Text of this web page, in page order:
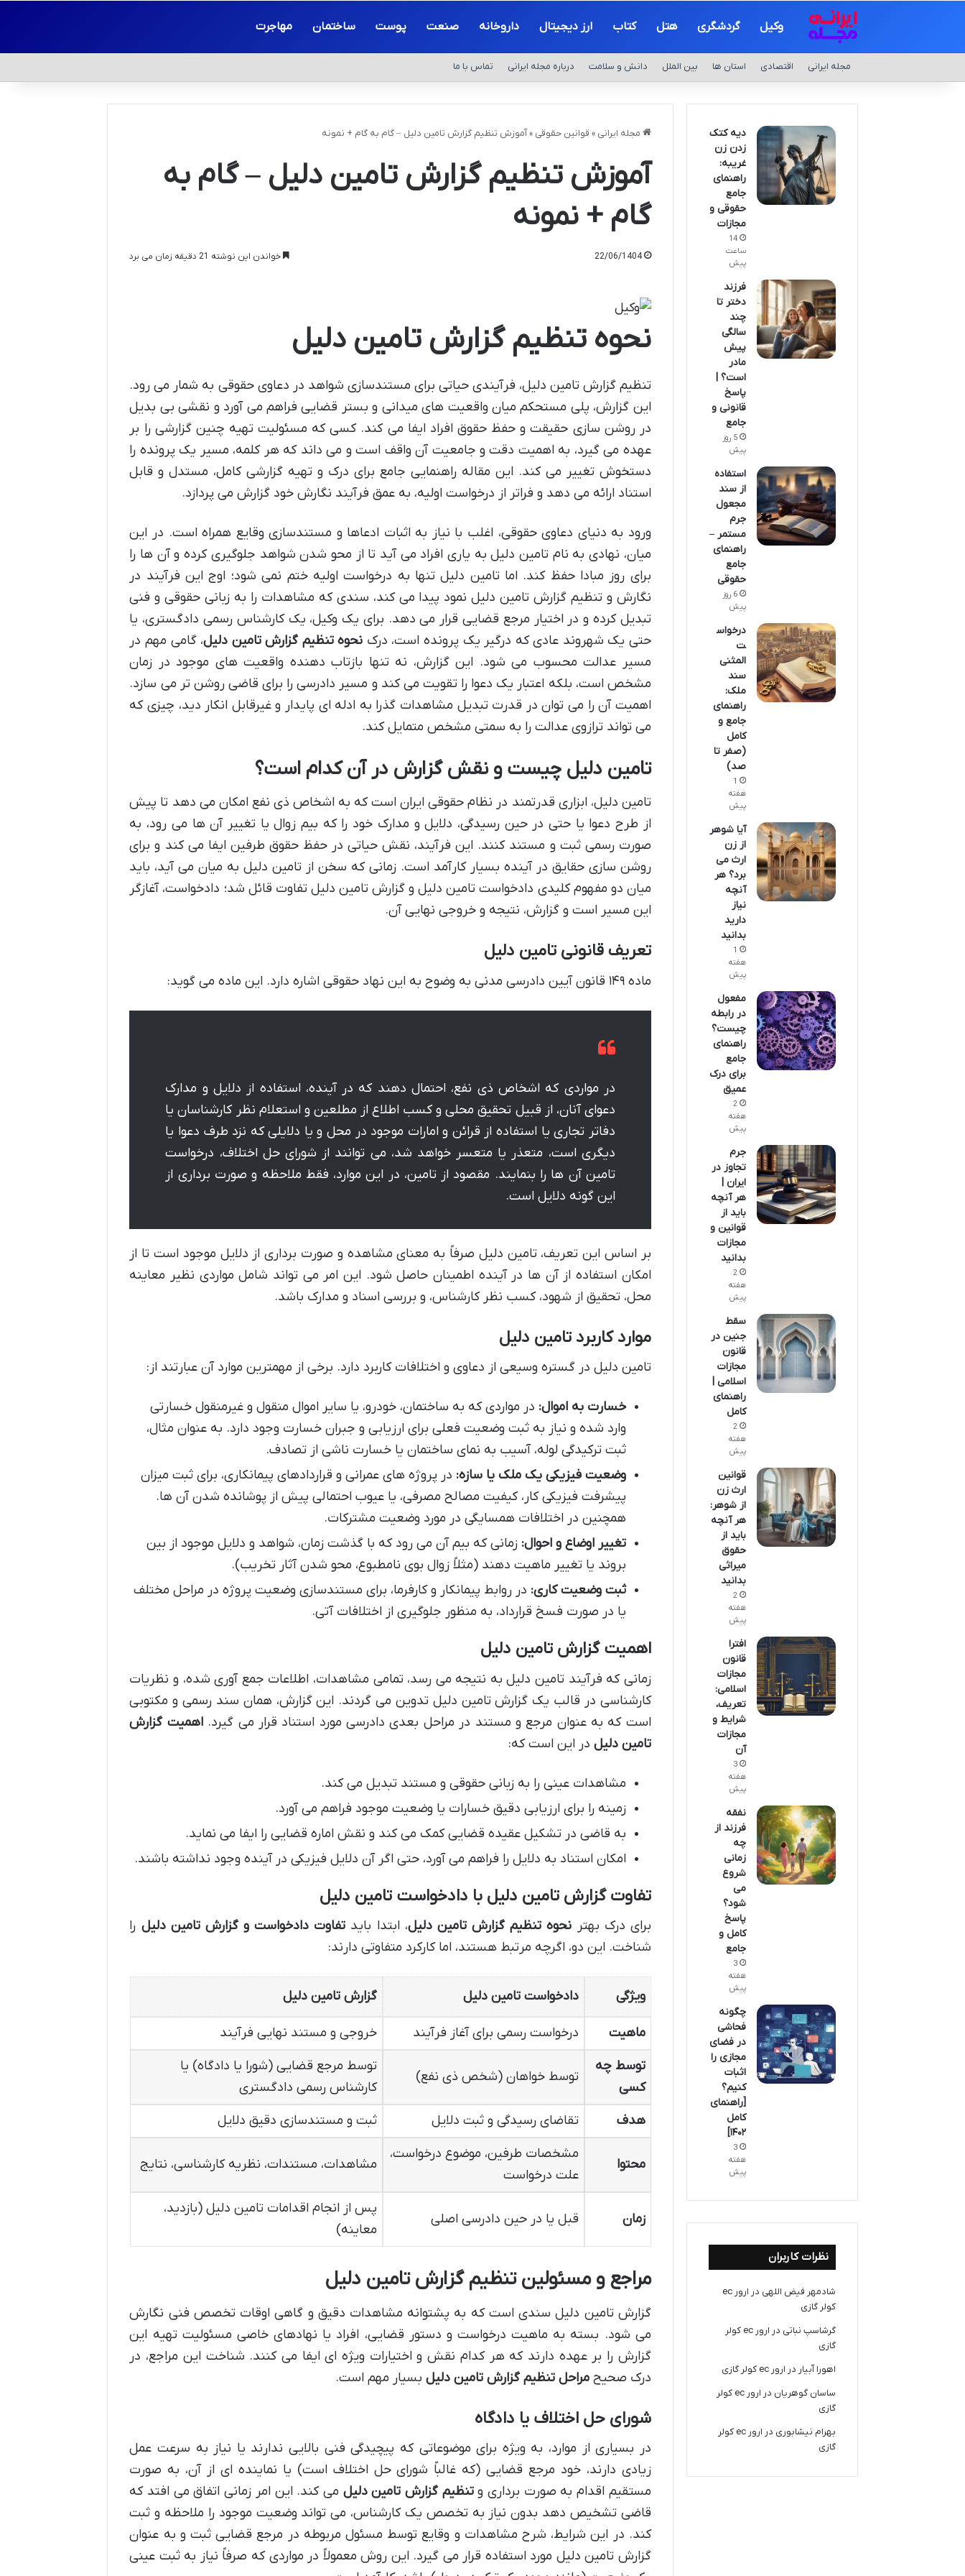
وکیل گردشگری هتل کتاب ارز دیجیتال داروخانه صنعت پوست ساختمان مهاجرت
مجله ایرانی اقتصادی استان ها بین الملل دانش و سلامت درباره مجله ایرانی تماس با ما
مجله ایرانی » قوانین حقوقی » آموزش تنظیم گزارش تامین دلیل – گام به گام + نمونه
آموزش تنظیم گزارش تامین دلیل – گام به
گام + نمونه
22/06/1404 خواندن این نوشته 21 دقیقه زمان می برد
نحوه تنظیم گزارش تامین دلیل
تنظیم گزارش تامین دلیل، فرآیندی حیاتی برای مستندسازی شواهد در دعاوی حقوقی به شمار می رود.
این گزارش، پلی مستحکم میان واقعیت های میدانی و بستر قضایی فراهم می آورد و نقشی بی بدیل
در روشن سازی حقیقت و حفظ حقوق افراد ایفا می کند. کسی که مسئولیت تهیه چنین گزارشی را بر
عهده می گیرد، به اهمیت دقت و جامعیت آن واقف است و می داند که هر کلمه، مسیر یک پرونده را
دستخوش تغییر می کند. این مقاله راهنمایی جامع برای درک و تهیه گزارشی کامل، مستدل و قابل
استناد ارائه می دهد و فراتر از درخواست اولیه، به عمق فرآیند نگارش خود گزارش می پردازد.
ورود به دنیای دعاوی حقوقی، اغلب با نیاز به اثبات ادعاها و مستندسازی وقایع همراه است. در این
میان، نهادی به نام تامین دلیل به یاری افراد می آید تا از محو شدن شواهد جلوگیری کرده و آن ها را
برای روز مبادا حفظ کند. اما تامین دلیل تنها به درخواست اولیه ختم نمی شود؛ اوج این فرآیند در
نگارش و تنظیم گزارش تامین دلیل نمود پیدا می کند، سندی که مشاهدات را به زبانی حقوقی و فنی
تبدیل کرده و در اختیار مرجع قضایی قرار می دهد. برای یک وکیل، یک کارشناس رسمی دادگستری، یا
حتی یک شهروند عادی که درگیر یک پرونده است، درک نحوه تنظیم گزارش تامین دلیل، گامی مهم در
مسیر عدالت محسوب می شود. این گزارش، نه تنها بازتاب دهنده واقعیت های موجود در زمان
مشخص است، بلکه اعتبار یک دعوا را تقویت می کند و مسیر دادرسی را برای قاضی روشن تر می سازد.
اهمیت آن را می توان در قدرت تبدیل مشاهدات گذرا به ادله ای پایدار و غیرقابل انکار دید، چیزی که
می تواند ترازوی عدالت را به سمتی مشخص متمایل کند.
تامین دلیل چیست و نقش گزارش در آن کدام است؟
تامین دلیل، ابزاری قدرتمند در نظام حقوقی ایران است که به اشخاص ذی نفع امکان می دهد تا پیش
از طرح دعوا یا حتی در حین رسیدگی، دلایل و مدارک خود را که بیم زوال یا تغییر آن ها می رود، به
صورت رسمی ثبت و مستند کنند. این فرآیند، نقش حیاتی در حفظ حقوق طرفین ایفا می کند و برای
روشن سازی حقایق در آینده بسیار کارآمد است. زمانی که سخن از تامین دلیل به میان می آید، باید
میان دو مفهوم کلیدی دادخواست تامین دلیل و گزارش تامین دلیل تفاوت قائل شد؛ دادخواست، آغازگر
این مسیر است و گزارش، نتیجه و خروجی نهایی آن.
تعریف قانونی تامین دلیل
ماده ۱۴۹ قانون آیین دادرسی مدنی به وضوح به این نهاد حقوقی اشاره دارد. این ماده می گوید:
در مواردی که اشخاص ذی نفع، احتمال دهند که در آینده، استفاده از دلایل و مدارک
دعوای آنان، از قبیل تحقیق محلی و کسب اطلاع از مطلعین و استعلام نظر کارشناسان یا
دفاتر تجاری یا استفاده از قرائن و امارات موجود در محل و یا دلایلی که نزد طرف دعوا یا
دیگری است، متعذر یا متعسر خواهد شد، می توانند از شورای حل اختلاف، درخواست
تامین آن ها را بنمایند. مقصود از تامین، در این موارد، فقط ملاحظه و صورت برداری از
این گونه دلایل است.
بر اساس این تعریف، تامین دلیل صرفاً به معنای مشاهده و صورت برداری از دلایل موجود است تا از
امکان استفاده از آن ها در آینده اطمینان حاصل شود. این امر می تواند شامل مواردی نظیر معاینه
محل، تحقیق از شهود، کسب نظر کارشناس، و بررسی اسناد و مدارک باشد.
موارد کاربرد تامین دلیل
تامین دلیل در گستره وسیعی از دعاوی و اختلافات کاربرد دارد. برخی از مهمترین موارد آن عبارتند از:
خسارت به اموال: در مواردی که به ساختمان، خودرو، یا سایر اموال منقول و غیرمنقول خسارتی
وارد شده و نیاز به ثبت وضعیت فعلی برای ارزیابی و جبران خسارت وجود دارد. به عنوان مثال،
ثبت ترکیدگی لوله، آسیب به نمای ساختمان یا خسارت ناشی از تصادف.
وضعیت فیزیکی یک ملک یا سازه: در پروژه های عمرانی و قراردادهای پیمانکاری، برای ثبت میزان
پیشرفت فیزیکی کار، کیفیت مصالح مصرفی، یا عیوب احتمالی پیش از پوشانده شدن آن ها.
همچنین در اختلافات همسایگی در مورد وضعیت مشترکات.
تغییر اوضاع و احوال: زمانی که بیم آن می رود که با گذشت زمان، شواهد و دلایل موجود از بین
بروند یا تغییر ماهیت دهند (مثلاً زوال بوی نامطبوع، محو شدن آثار تخریب).
ثبت وضعیت کاری: در روابط پیمانکار و کارفرما، برای مستندسازی وضعیت پروژه در مراحل مختلف
یا در صورت فسخ قرارداد، به منظور جلوگیری از اختلافات آتی.
اهمیت گزارش تامین دلیل
زمانی که فرآیند تامین دلیل به نتیجه می رسد، تمامی مشاهدات، اطلاعات جمع آوری شده، و نظریات
کارشناسی در قالب یک گزارش تامین دلیل تدوین می گردند. این گزارش، همان سند رسمی و مکتوبی
است که به عنوان مرجع و مستند در مراحل بعدی دادرسی مورد استناد قرار می گیرد.اهمیت گزارش
تامین دلیل در این است که:
مشاهدات عینی را به زبانی حقوقی و مستند تبدیل می کند.
زمینه را برای ارزیابی دقیق خسارات یا وضعیت موجود فراهم می آورد.
به قاضی در تشکیل عقیده قضایی کمک می کند و نقش اماره قضایی را ایفا می نماید.
امکان استناد به دلایل را فراهم می آورد، حتی اگر آن دلایل فیزیکی در آینده وجود نداشته باشند.
تفاوت گزارش تامین دلیل با دادخواست تامین دلیل
برای درک بهتر نحوه تنظیم گزارش تامین دلیل، ابتدا باید تفاوت دادخواست و گزارش تامین دلیل را
شناخت. این دو، اگرچه مرتبط هستند، اما کارکرد متفاوتی دارند:
ویژگی دادخواست تامین دلیل گزارش تامین دلیل
ماهیت درخواست رسمی برای آغاز فرآیند
خروجی و مستند نهایی فرآیند
توسط چه
کسی
توسط خواهان (شخص ذی نفع)
توسط مرجع قضایی (شورا یا دادگاه) یا
کارشناس رسمی دادگستری
هدف
تقاضای رسیدگی و ثبت دلایل ثبت و مستندسازی دقیق دلایل
محتوا
مشخصات طرفین، موضوع درخواست،
علت درخواست
مشاهدات، مستندات، نظریه کارشناسی، نتایج
زمان قبل یا در حین دادرسی اصلی
پس از انجام اقدامات تامین دلیل (بازدید،
معاینه)
مراجع و مسئولین تنظیم گزارش تامین دلیل
گزارش تامین دلیل سندی است که به پشتوانه مشاهدات دقیق و گاهی اوقات تخصص فنی نگارش
می شود. بسته به ماهیت درخواست و دستور قضایی، افراد یا نهادهای خاصی مسئولیت تهیه این
گزارش را بر عهده دارند که هر کدام نقش و اختیارات ویژه ای ایفا می کنند. شناخت این مراجع، در
درک صحیحمراحل تنظیم گزارش تامین دلیل بسیار مهم است.
شورای حل اختلاف یا دادگاه
در بسیاری از موارد، به ویژه برای موضوعاتی که پیچیدگی فنی بالایی ندارند یا نیاز به سرعت عمل
زیادی دارند، خود مرجع قضایی (که غالباً شورای حل اختلاف است) یا نماینده ای از آن، به صورت
مستقیم اقدام به صورت برداری وتنظیم گزارش تامین دلیل می کند. این امر زمانی اتفاق می افتد که
قاضی تشخیص دهد بدون نیاز به تخصص یک کارشناس، می تواند وضعیت موجود را ملاحظه و ثبت
کند. در این شرایط، شرح مشاهدات و وقایع توسط مسئول مربوطه در مرجع قضایی ثبت و به عنوان
گزارش تامین دلیل مورد استفاده قرار می گیرد. این روش معمولاً در مواردی که صرفاً نیاز به ثبت عینی
دیه کتک
زدن زن
غریبه:
راهنمای
جامع
حقوقی و
مجازات
14
ساعت
پیش
فرزند
دختر تا
چند
سالگی
پیش
مادر
است؟ |
پاسخ
قانونی و
جامع
5 روز
پیش
استفاده
از سند
مجعول
جرم
مستمر –
راهنمای
جامع
حقوقی
6 روز
پیش
درخواس
ت
المثنی
سند
ملک:
راهنمای
جامع و
کامل
(صفر تا
صد)
1
هفته
پیش
آیا شوهر
از زن
ارث می
برد؟ هر
آنچه
نیاز
دارید
بدانید
1
هفته
پیش
مفعول
در رابطه
چیست؟
راهنمای
جامع
برای درک
عمیق
2
هفته
پیش
جرم
تجاوز در
ایران |
هر آنچه
باید از
قوانین و
مجازات
بدانید
2
هفته
پیش
سقط
جنین در
قانون
مجازات
اسلامی |
راهنمای
کامل
2
هفته
پیش
قوانین
ارث زن
از شوهر:
هر آنچه
باید از
حقوق
میراثی
بدانید
2
هفته
پیش
افترا
قانون
مجازات
اسلامی:
تعریف،
شرایط و
مجازات
آن
3
هفته
پیش
نفقه
فرزند از
چه
زمانی
شروع
می
شود؟
پاسخ
کامل و
جامع
3
هفته
پیش
چگونه
فحاشی
در فضای
مجازی را
اثبات
کنیم؟
[راهنمای
کامل
۱۴۰۲]
3
هفته
پیش
نظرات کاربران
شادمهر فیض اللهی در
ارور ec
کولر گازی
گرشاسپ نباتی در
ارور ec کولر
گازی
اهورا آبیار در ارور ec کولر گازی
ساسان گوهریان در
ارور ec کولر
گازی
بهرام نیشابوری در
ارور ec کولر
گازی